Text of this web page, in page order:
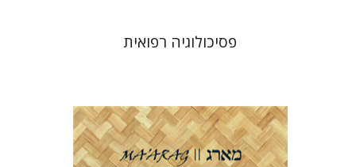
פסיכולוגיה רפואית